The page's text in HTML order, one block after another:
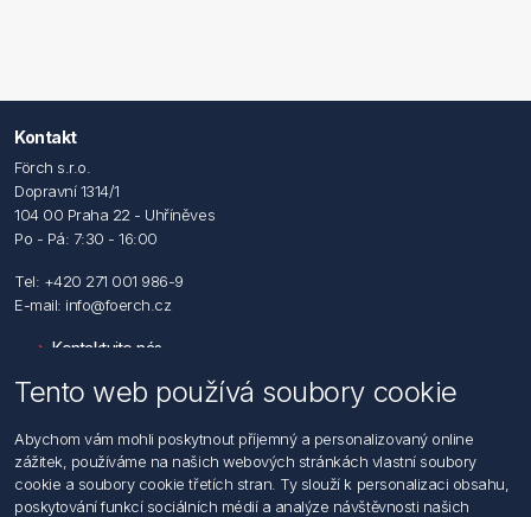
Kontakt
Förch s.r.o.
Dopravní 1314/1
104 00 Praha 22 - Uhříněves
Po - Pá: 7:30 - 16:00
Tel: +420 271 001 986-9
E-mail: info@foerch.cz
Kontaktujte nás
Hledat
Dodržování předpisů
Zásady zpracování osobních údajů fyzických osob
Tento web používá soubory cookie
Abychom vám mohli poskytnout příjemný a personalizovaný online
zážitek, používáme na našich webových stránkách vlastní soubory
cookie a soubory cookie třetích stran. Ty slouží k personalizaci obsahu,
poskytování funkcí sociálních médií a analýze návštěvnosti našich